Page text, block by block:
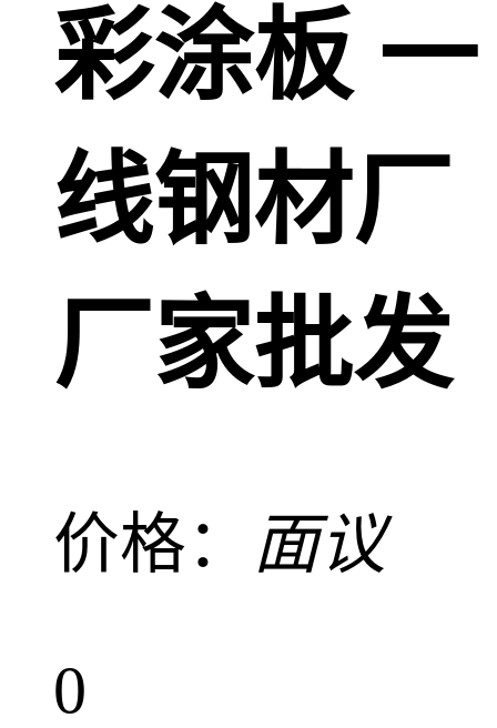
彩涂板 一
线钢材厂
厂家批发
价格： 面议
0